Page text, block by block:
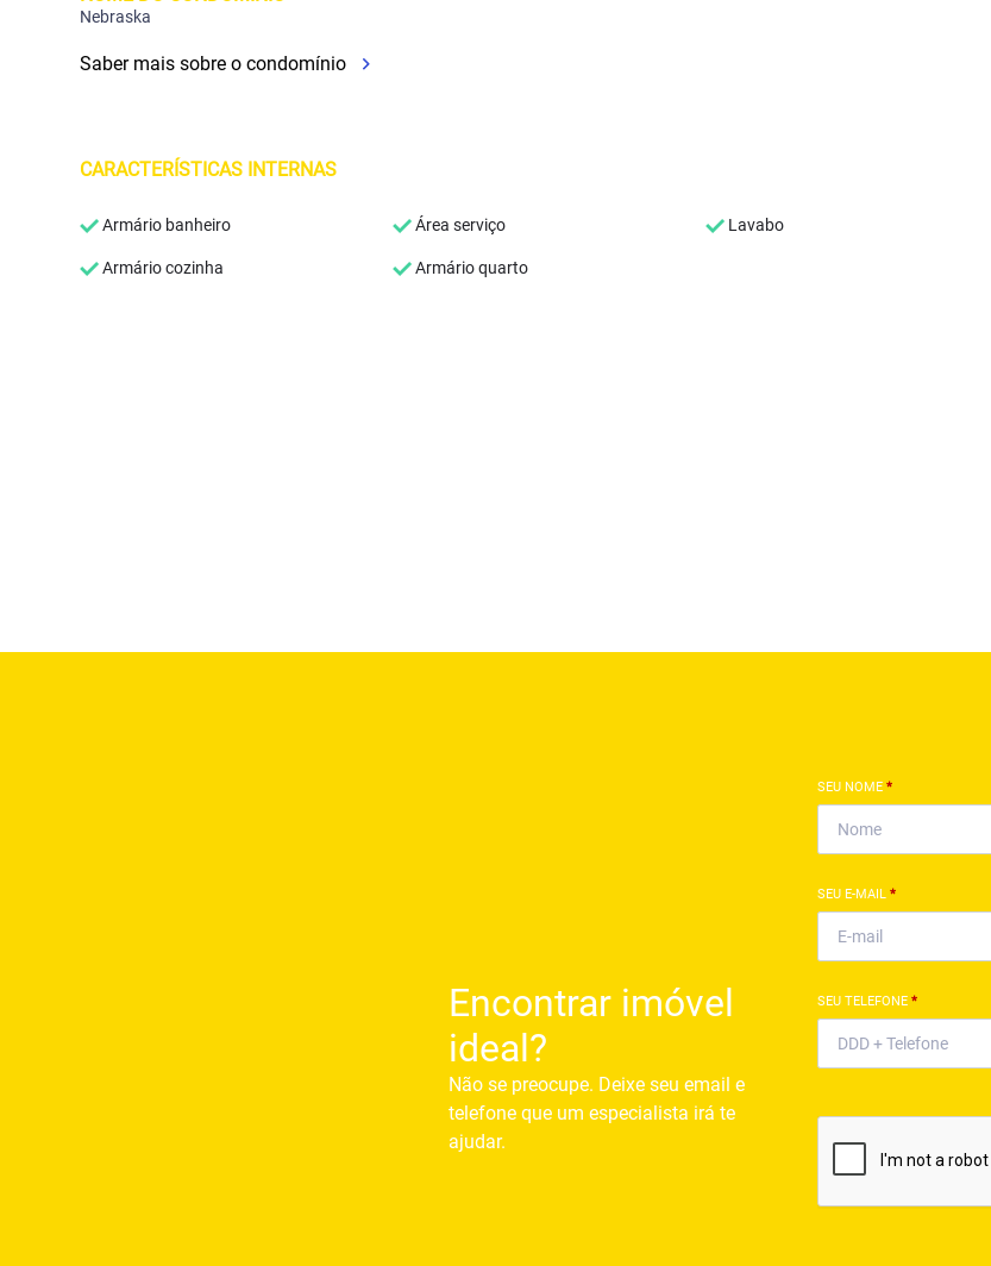
Nebraska
Saber mais sobre o condomínio
CARACTERÍSTICAS INTERNAS
Armário banheiro Área serviço Lavabo
Armário cozinha Armário quarto
Encontrar imóvel
ideal?
Não se preocupe. Deixe seu email e
telefone que um especialista irá te
ajudar.
SEU NOME *
SEU E-MAIL *
SEU TELEFONE *